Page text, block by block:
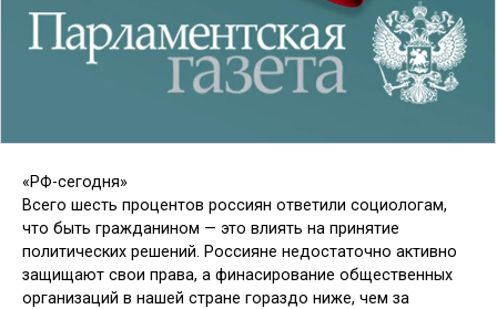
«РФ-сегодня»
Всего шесть процентов россиян ответили социологам,
что быть гражданином — это влиять на принятие
политических решений. Россияне недостаточно активно
защищают свои права, а финасирование общественных
организаций в нашей стране гораздо ниже, чем за